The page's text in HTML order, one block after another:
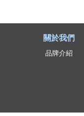
關於我們
品牌介紹